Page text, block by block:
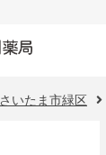
さいたま市緑区